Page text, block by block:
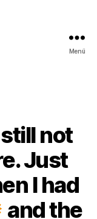
Menü
not
Just
I had
and the